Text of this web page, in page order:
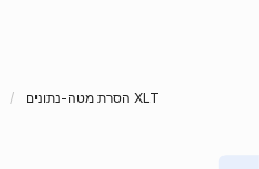
הסרת מטה-נתונים XLT